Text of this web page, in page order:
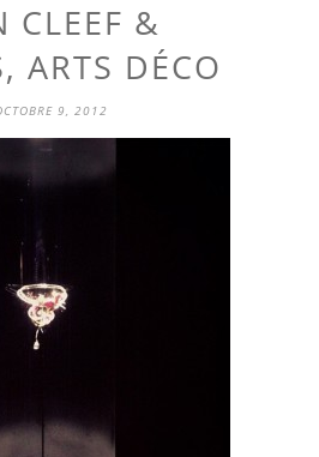
CLEEF &
ARTS DÉCO
9, 2012